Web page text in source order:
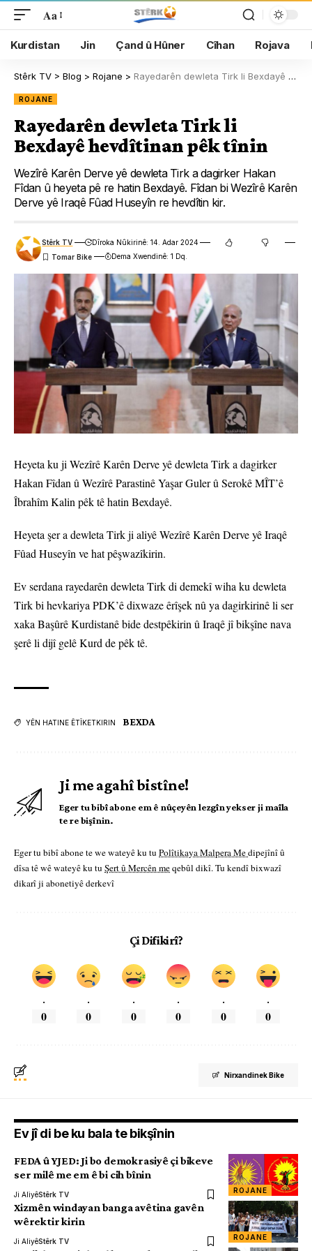
Aa
Kurdistan Jin Çand û Hûner Cîhan Rojava
Stêrk TV > Blog > Rojane > Rayedarên dewleta Tirk li Bexdayê hevdîtinan pêk tînin
ROJANE
Rayedarên dewleta Tirk li
Bexdayê hevdîtinan pêk tînin
Wezîrê Karên Derve yê dewleta Tirk a dagirker Hakan
Fîdan û heyeta pê re hatin Bexdayê. Fîdan bi Wezîrê Karên
Derve yê Iraqê Fûad Huseyîn re hevdîtin kir.
Stêrk TV
Dîroka Nûkirinê: 14. Adar 2024
Dema Xwendinê: 1 Dq.
Heyeta ku ji Wezîrê Karên Derve yê dewleta Tirk a dagirker
Hakan Fîdan û Wezîrê Parastinê Yaşar Guler û Serokê MÎT’ê
Îbrahîm Kalin pêk tê hatin Bexdayê.
Heyeta şer a dewleta Tirk ji aliyê Wezîrê Karên Derve yê Iraqê
Fûad Huseyîn ve hat pêşwazîkirin.
Ev serdana rayedarên dewleta Tirk di demekî wiha ku dewleta
Tirk bi hevkariya PDK’ê dixwaze êrîşek nû ya dagirkirinê li ser
xaka Başûrê Kurdistanê bide destpêkirin û Iraqê jî bikşîne nava
şerê li dijî gelê Kurd de pêk tê.
YÊN HATINE ÊTÎKETKIRIN BEXDA
Ji me agahî bistîne!
Eger tu bibî abone em ê nûçeyên lezgîn yekser ji maîla
te re bişînin.
Eger tu bibî abone te we wateyê ku tu Polîtikaya Malpera Medipejînî û
dîsa tê wê wateyê ku tu Şert û Mercên meqebûl dikî. Tu kendî bixwazî
dikarî ji abonetiyê derkevî
Çi Difikirî?
.
0
.
0
.
0
.
0
.
0
.
0
Nirxandinek Bike
Ev jî di be ku bala te bikşînin
ROJANE
FEDA û YJED: Ji bo demokrasiyê çi bikeve
ser milê me em ê bi cih bînin
Ji AliyêStêrk TV
ROJANE
Xizmên windayan banga avêtina gavên
wêrektir kirin
Ji AliyêStêrk TV